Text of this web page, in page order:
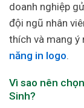
doanh nghiệp
đội ngũ nhân
thích và mang ý
năng in logo.
Vì sao nên
Sinh?